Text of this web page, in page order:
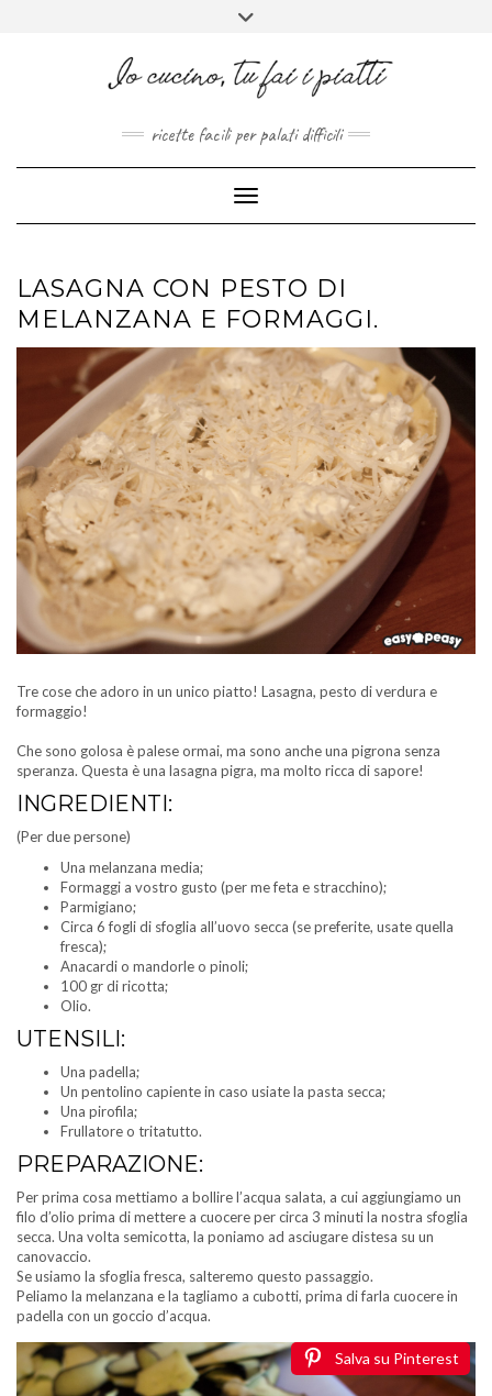
FACEBOOK
PINTEREST
INSTAGRAM
ricette facili per palati difficili
Toggle Navigation
LASAGNA CON PESTO DI
MELANZANA E FORMAGGI.
Tre cose che adoro in un unico piatto! Lasagna, pesto di verdura e
formaggio!
Che sono golosa è palese ormai, ma sono anche una pigrona senza
speranza. Questa è una lasagna pigra, ma molto ricca di sapore!
INGREDIENTI:
(Per due persone)
Una melanzana media;
Formaggi a vostro gusto (per me feta e stracchino);
Parmigiano;
Circa 6 fogli di sfoglia all’uovo secca (se preferite, usate quella
fresca);
Anacardi o mandorle o pinoli;
100 gr di ricotta;
Olio.
UTENSILI:
Una padella;
Un pentolino capiente in caso usiate la pasta secca;
Una pirofila;
Frullatore o tritatutto.
PREPARAZIONE:
Per prima cosa mettiamo a bollire l’acqua salata, a cui aggiungiamo un
filo d’olio prima di mettere a cuocere per circa 3 minuti la nostra sfoglia
secca. Una volta semicotta, la poniamo ad asciugare distesa su un
canovaccio.
Se usiamo la sfoglia fresca, salteremo questo passaggio.
Peliamo la melanzana e la tagliamo a cubotti, prima di farla cuocere in
padella con un goccio d’acqua.
Salva su Pinterest